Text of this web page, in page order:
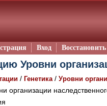
Вход
Уровни
/ Генетика / Уровни
организации